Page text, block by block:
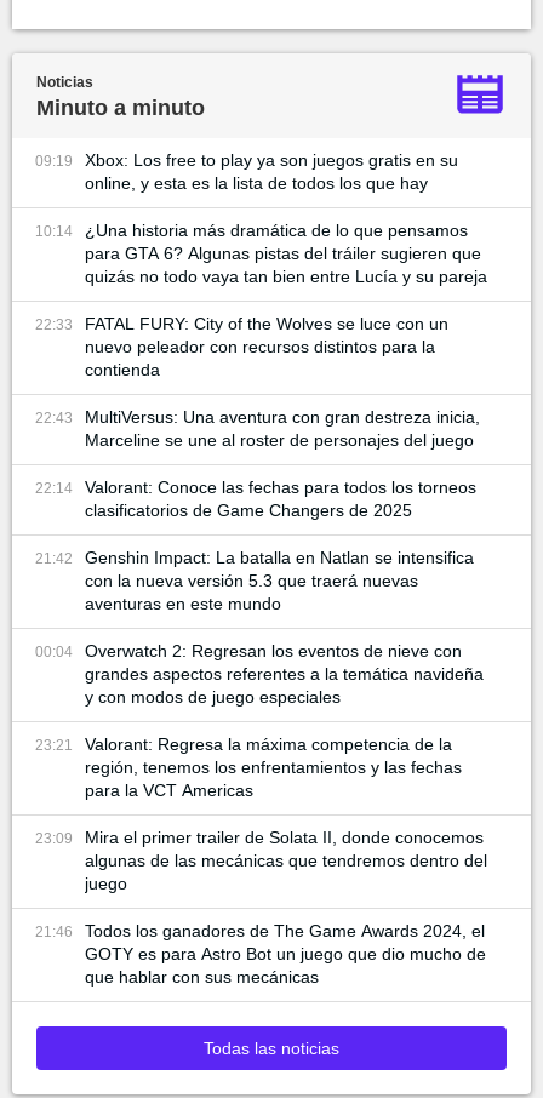
Noticias
Minuto a minuto
09:19
Xbox: Los free to play ya son juegos gratis en su
online, y esta es la lista de todos los que hay
10:14
¿Una historia más dramática de lo que pensamos
para GTA 6? Algunas pistas del tráiler sugieren que
quizás no todo vaya tan bien entre Lucía y su pareja
22:33
FATAL FURY: City of the Wolves se luce con un
nuevo peleador con recursos distintos para la
contienda
22:43
MultiVersus: Una aventura con gran destreza inicia,
Marceline se une al roster de personajes del juego
22:14
Valorant: Conoce las fechas para todos los torneos
clasificatorios de Game Changers de 2025
21:42
Genshin Impact: La batalla en Natlan se intensifica
con la nueva versión 5.3 que traerá nuevas
aventuras en este mundo
00:04
Overwatch 2: Regresan los eventos de nieve con
grandes aspectos referentes a la temática navideña
y con modos de juego especiales
23:21
Valorant: Regresa la máxima competencia de la
región, tenemos los enfrentamientos y las fechas
para la VCT Americas
23:09
Mira el primer trailer de Solata II, donde conocemos
algunas de las mecánicas que tendremos dentro del
juego
21:46
Todos los ganadores de The Game Awards 2024, el
GOTY es para Astro Bot un juego que dio mucho de
que hablar con sus mecánicas
Todas las noticias